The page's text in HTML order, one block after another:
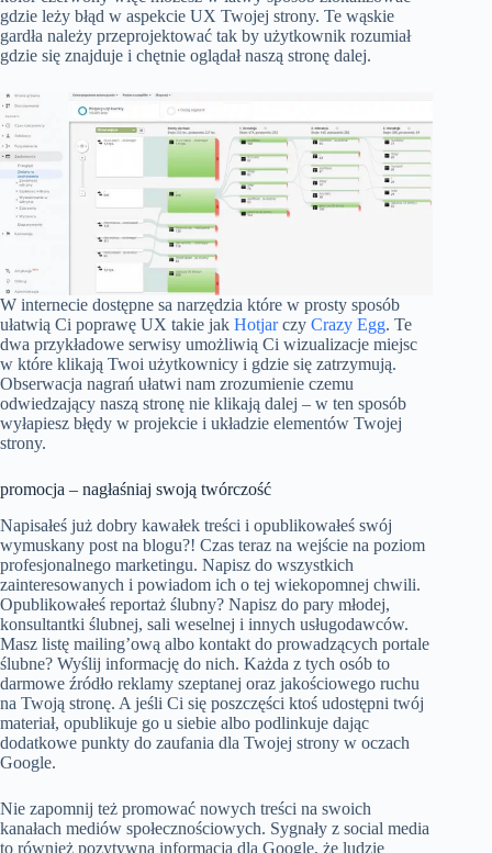
gdzie leży błąd w aspekcie UX Twojej strony. Te wąskie
gardła należy przeprojektować tak by użytkownik rozumiał
gdzie się znajduje i chętnie oglądał naszą stronę dalej.
W internecie dostępne sa narzędzia które w prosty sposób
ułatwią Ci poprawę UX takie jak Hotjarczy Crazy Egg. Te
dwa przykładowe serwisy umożliwią Ci wizualizacje miejsc
w które klikają Twoi użytkownicy i gdzie się zatrzymują.
Obserwacja nagrań ułatwi nam zrozumienie czemu
odwiedzający naszą stronę nie klikają dalej – w ten sposób
wyłapiesz błędy w projekcie i układzie elementów Twojej
strony.
promocja – nagłaśniaj swoją twórczość
Napisałeś już dobry kawałek treści i opublikowałeś swój
wymuskany post na blogu?! Czas teraz na wejście na poziom
profesjonalnego marketingu. Napisz do wszystkich
zainteresowanych i powiadom ich o tej wiekopomnej chwili.
Opublikowałeś reportaż ślubny? Napisz do pary młodej,
konsultantki ślubnej, sali weselnej i innych usługodawców.
Masz listę mailing’ową albo kontakt do prowadzących portale
ślubne? Wyślij informację do nich. Każda z tych osób to
darmowe źródło reklamy szeptanej oraz jakościowego ruchu
na Twoją stronę. A jeśli Ci się poszczęści ktoś udostępni twój
materiał, opublikuje go u siebie albo podlinkuje dając
dodatkowe punkty do zaufania dla Twojej strony w oczach
Google.
Nie zapomnij też promować nowych treści na swoich
kanałach mediów społecznościowych. Sygnały z social media
to również pozytywna informacja dla Google, że ludzie